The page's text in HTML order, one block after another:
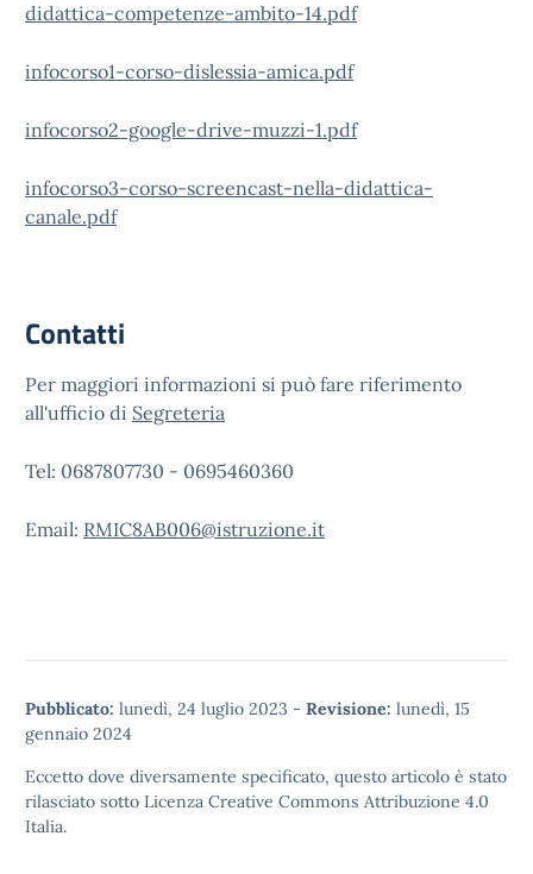
didattica-competenze-ambito-14.pdf
infocorso1-corso-dislessia-amica.pdf
infocorso2-google-drive-muzzi-1.pdf
infocorso3-corso-screencast-nella-didattica-
canale.pdf
Contatti
Per maggiori informazioni si può fare riferimento
all'ufficio di Segreteria
Tel: 0687807730 - 0695460360
Email: RMIC8AB006@istruzione.it
Pubblicato: lunedì, 24 luglio 2023 - Revisione: lunedì, 15
gennaio 2024
Eccetto dove diversamente specificato, questo articolo è stato
rilasciato sotto Licenza Creative Commons Attribuzione 4.0
Italia.